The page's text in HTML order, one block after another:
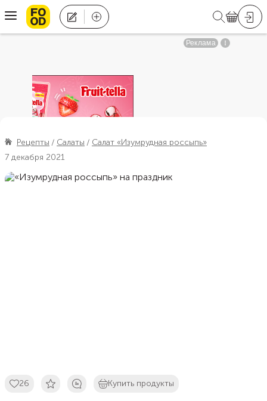
Рецепты Салаты
Салат «Изумрудная россыпь»
7 декабря 2021
26 Купить продукты